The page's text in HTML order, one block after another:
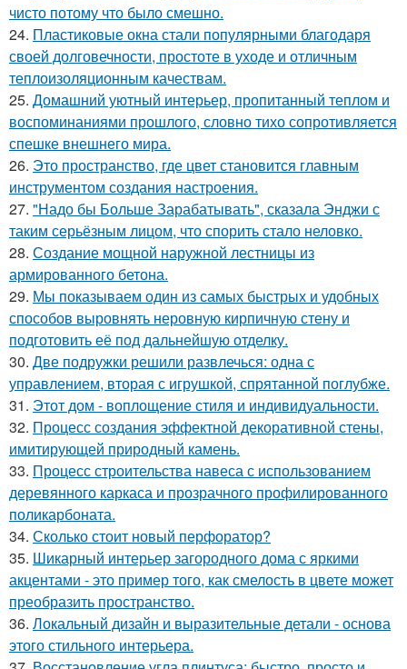
чисто потому что было смешно.
24. Пластиковые окна стали популярными благодаря
своей долговечности, простоте в уходе и отличным
теплоизоляционным качествам.
25. Домашний уютный интерьер, пропитанный теплом и
воспоминаниями прошлого, словно тихо сопротивляется
спешке внешнего мира.
26. Это пространство, где цвет становится главным
инструментом создания настроения.
27. "Надо бы Больше Зарабатывать", сказала Энджи с
таким серьёзным лицом, что спорить стало неловко.
28. Создание мощной наружной лестницы из
армированного бетона.
29. Мы показываем один из самых быстрых и удобных
способов выровнять неровную кирпичную стену и
подготовить её под дальнейшую отделку.
30. Две подружки решили развлечься: одна с
управлением, вторая с игрушкой, спрятанной поглубже.
31. Этот дом - воплощение стиля и индивидуальности.
32. Процесс создания эффектной декоративной стены,
имитирующей природный камень.
33. Процесс строительства навеса с использованием
деревянного каркаса и прозрачного профилированного
поликарбоната.
34. Сколько стоит новый перфоратор?
35. Шикарный интерьер загородного дома с яркими
акцентами - это пример того, как смелость в цвете может
преобразить пространство.
36. Локальный дизайн и выразительные детали - основа
этого стильного интерьера.